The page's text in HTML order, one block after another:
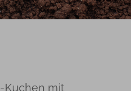
Kuchen mit